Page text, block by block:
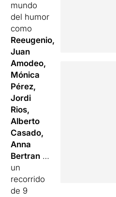
mundo
del humor
como
Reeugenio,
Juan
Amodeo,
Mónica
Pérez,
Jordi
Rios,
Alberto
Casado,
Anna
Bertran …
un
recorrido
de 9